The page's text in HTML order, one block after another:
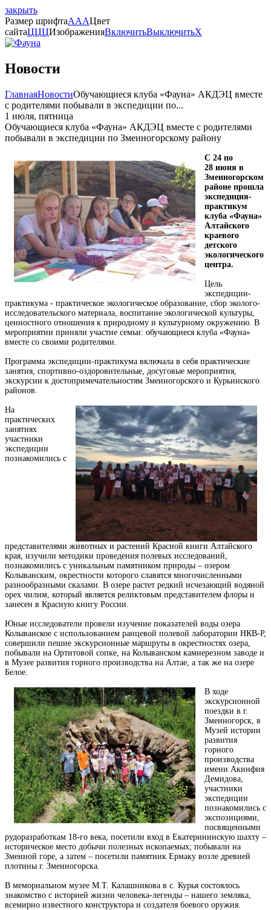
закрыть
Размер шрифтаAAAЦвет
сайтаЦЦЦИзображенияВключитьВыключитьX
Новости
ГлавнаяНовостиОбучающиеся клуба «Фауна» АКДЭЦ вместе
с родителями побывали в экспедиции по...
1 июля, пятница
Обучающиеся клуба «Фауна» АКДЭЦ вместе с родителями
побывали в экспедиции по Змеиногорскому району
С 24 по
28 июня в
Змеиногорском
районе прошла
экспедиция-
практикум
клуба «Фауна»
Алтайского
краевого
детского
экологического
центра.
Цель
экспедиции-
практикума - практическое экологическое образование, сбор эколого-
исследовательского материала, воспитание экологической культуры,
ценностного отношения к природному и культурному окружению. В
мероприятии приняли участие семьи: обучающиеся клуба «Фауна»
вместе со своими родителями.
Программа экспедиции-практикума включала в себя практические
занятия, спортивно-оздоровительные, досуговые мероприятия,
экскурсии к достопримечательностям Змеиногорского и Курьинского
районов.
На
практических
занятиях
участники
экспедиции
познакомились с
представителями животных и растений Красной книги Алтайского
края, изучили методики проведения полевых исследований,
познакомились с уникальным памятником природы – озером
Колыванским, окрестности которого славятся многочисленными
разнообразными скалами. В озере растет редкий исчезающий водяной
орех чилим, который является реликтовым представителем флоры и
занесен в Красную книгу России.
Юные исследователи провели изучение показателей воды озера
Колыванское с использованием ранцевой полевой лаборатории НКВ-Р,
совершили пешие экскурсионные маршруты в окрестностях озера,
побывали на Ортитовой сопке, на Колыванском камнерезном заводе и
в Музее развития горного производства на Алтае, а так же на озере
Белое.
В ходе
экскурсионной
поездки в г.
Змеиногорск, в
Музей истории
развития
горного
производства
имени Акинфия
Демидова,
участники
экспедиции
познакомились с
экспозициями,
посвященными
рудоразработкам 18-го века, посетили вход в Екатерининскую шахту –
историческое место добычи полезных ископаемых; побывали на
Змеиной горе, а затем – посетили памятник Ермаку возле древней
плотины г. Змеиногорска.
В мемориальном музее М.Т. Калашникова в с. Курья состоялось
знакомство с историей жизни человека-легенды – нашего земляка,
всемирно известного конструктора и создателя боевого оружия.